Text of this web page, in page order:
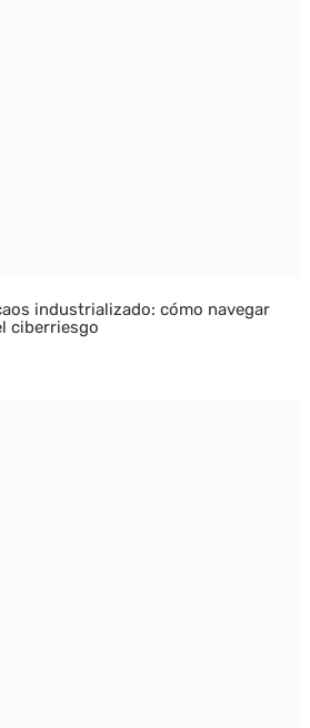
industrializado: cómo navegar
ciberriesgo